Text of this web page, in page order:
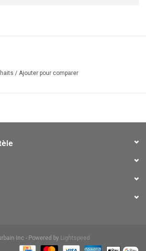
démontable
/ Ajouter pour comparer
Inc - Powered by Lightspeed